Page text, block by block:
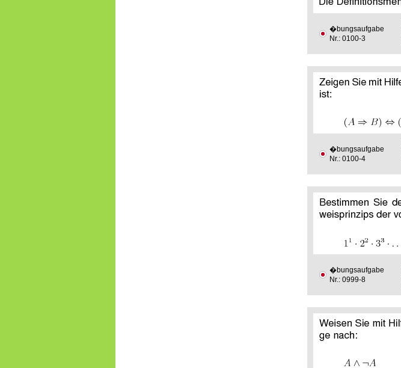
�bungsaufgabe
Nr.: 0100-3
�bungsaufgabe
Nr.: 0100-4
�bungsaufgabe
Nr.: 0999-8